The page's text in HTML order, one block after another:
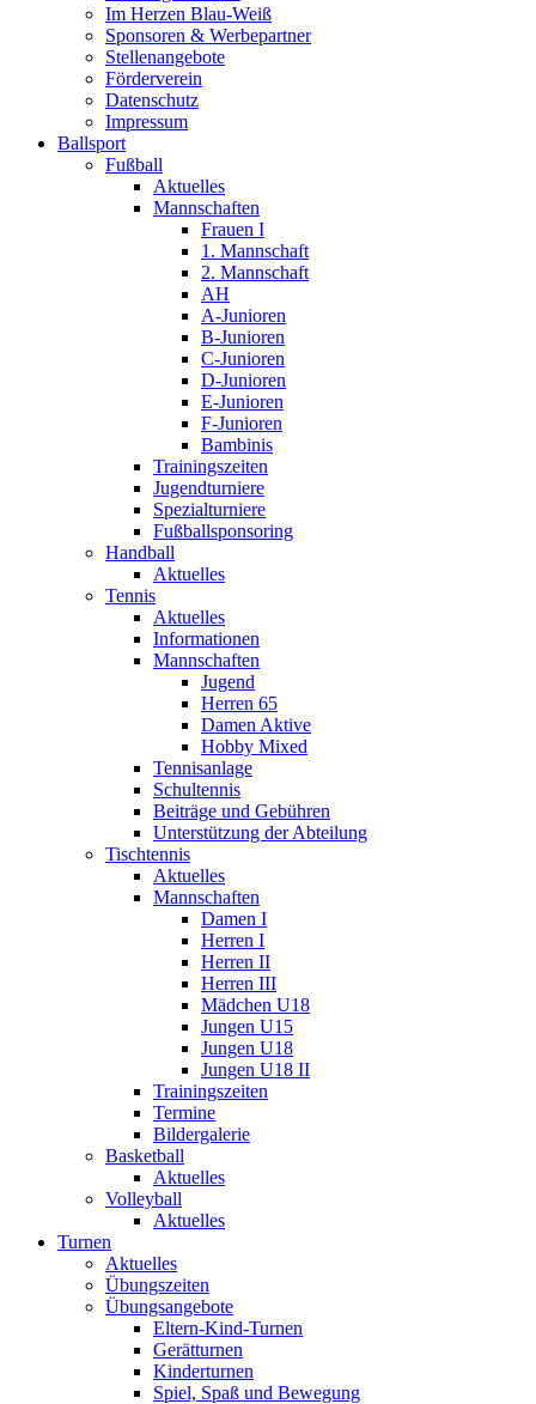
Im Herzen Blau-Weiß
Sponsoren & Werbepartner
Stellenangebote
Förderverein
Datenschutz
Impressum
Ballsport
Fußball
Aktuelles
Mannschaften
Frauen I
1. Mannschaft
2. Mannschaft
AH
A-Junioren
B-Junioren
C-Junioren
D-Junioren
E-Junioren
F-Junioren
Bambinis
Trainingszeiten
Jugendturniere
Spezialturniere
Fußballsponsoring
Handball
Aktuelles
Tennis
Aktuelles
Informationen
Mannschaften
Jugend
Herren 65
Damen Aktive
Hobby Mixed
Tennisanlage
Schultennis
Beiträge und Gebühren
Unterstützung der Abteilung
Tischtennis
Aktuelles
Mannschaften
Damen I
Herren I
Herren II
Herren III
Mädchen U18
Jungen U15
Jungen U18
Jungen U18 II
Trainingszeiten
Termine
Bildergalerie
Basketball
Aktuelles
Volleyball
Aktuelles
Turnen
Aktuelles
Übungszeiten
Übungsangebote
Eltern-Kind-Turnen
Gerätturnen
Kinderturnen
Spiel, Spaß und Bewegung